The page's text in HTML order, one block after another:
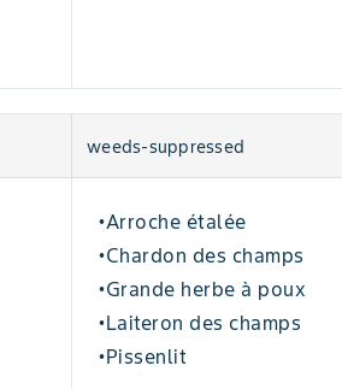
weeds-suppressed
•Arroche étalée
•Chardon des champs
•Grande herbe à poux
•Laiteron des champs
•Pissenlit